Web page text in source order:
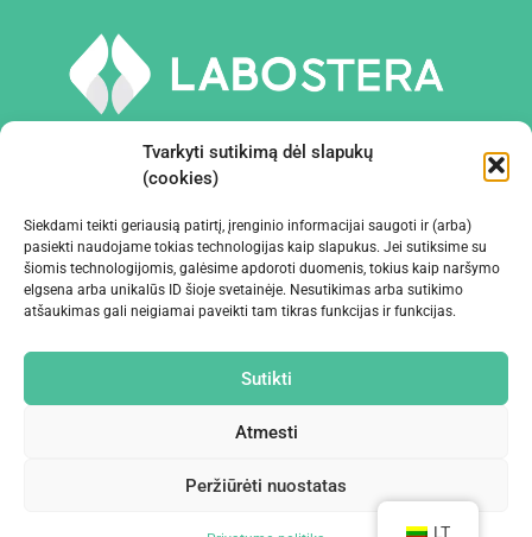
Tvarkyti sutikimą dėl slapukų
(cookies)
Siekdami teikti geriausią patirtį, įrenginio informacijai saugoti ir (arba)
pasiekti naudojame tokias technologijas kaip slapukus. Jei sutiksime su
šiomis technologijomis, galėsime apdoroti duomenis, tokius kaip naršymo
elgsena arba unikalūs ID šioje svetainėje. Nesutikimas arba sutikimo
atšaukimas gali neigiamai paveikti tam tikras funkcijas ir funkcijas.
Sutikti
Atmesti
Peržiūrėti nuostatas
PRIEMONĖS IR ĮRANGA
ĮMONĖ
LT